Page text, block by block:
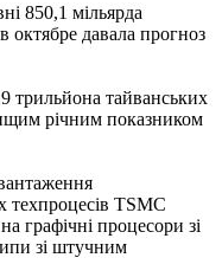
850,1 мільярда
октябре давала прогноз
трильйона тайванських
річним показником
техпроцесів TSMC
графічні процесори зі
зі штучним